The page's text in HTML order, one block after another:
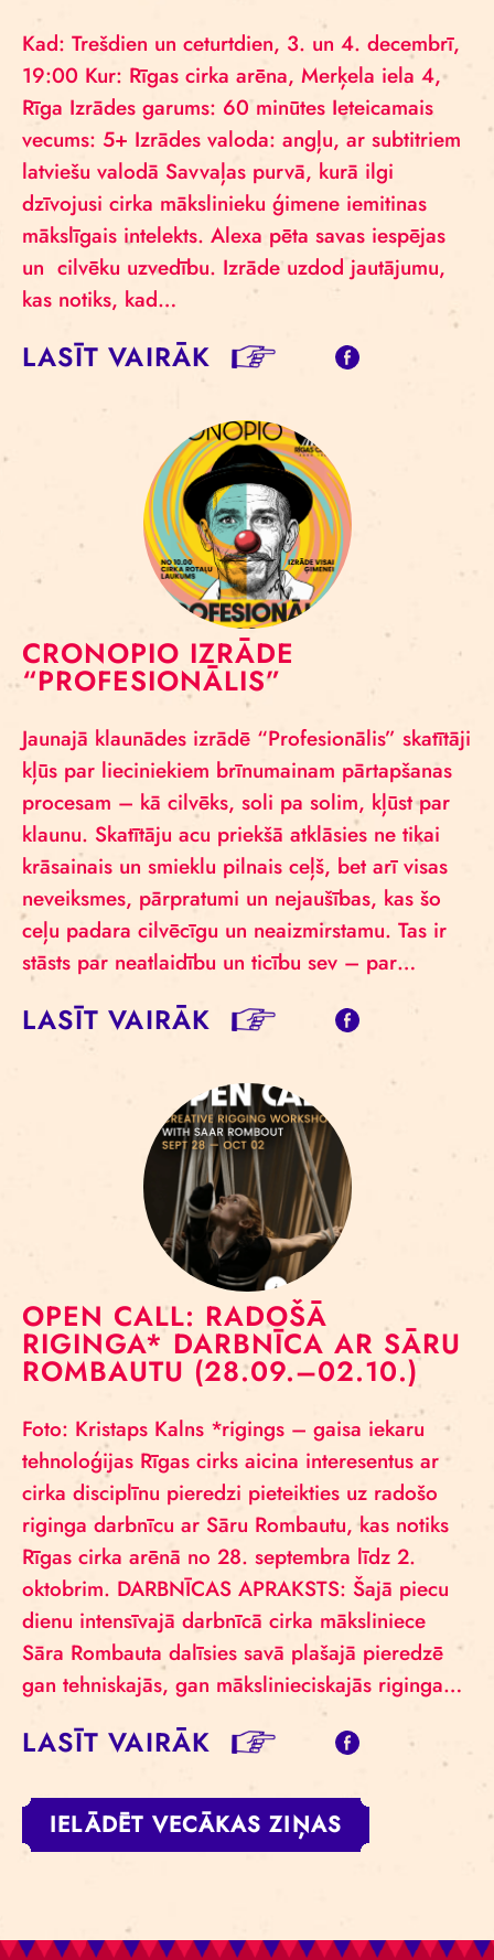
Kad: Trešdien un ceturtdien, 3. un 4. decembrī,
19:00 Kur: Rīgas cirka arēna, Merķela iela 4,
Rīga Izrādes garums: 60 minūtes Ieteicamais
vecums: 5+ Izrādes valoda: angļu, ar subtitriem
latviešu valodā Savvaļas purvā, kurā ilgi
dzīvojusi cirka mākslinieku ģimene iemitinas
mākslīgais intelekts. Alexa pēta savas iespējas
un cilvēku uzvedību. Izrāde uzdod jautājumu,
kas notiks, kad…
LASĪT VAIRĀK
CRONOPIO IZRĀDE
“PROFESIONĀLIS”
Jaunajā klaunādes izrādē “Profesionālis” skatītāji
kļūs par lieciniekiem brīnumainam pārtapšanas
procesam – kā cilvēks, soli pa solim, kļūst par
klaunu. Skatītāju acu priekšā atklāsies ne tikai
krāsainais un smieklu pilnais ceļš, bet arī visas
neveiksmes, pārpratumi un nejaušības, kas šo
ceļu padara cilvēcīgu un neaizmirstamu. Tas ir
stāsts par neatlaidību un ticību sev – par…
LASĪT VAIRĀK
OPEN CALL: RADOŠĀ
RIGINGA* DARBNĪCA AR SĀRU
ROMBAUTU (28.09.–02.10.)
Foto: Kristaps Kalns *rigings – gaisa iekaru
tehnoloģijas Rīgas cirks aicina interesentus ar
cirka disciplīnu pieredzi pieteikties uz radošo
riginga darbnīcu ar Sāru Rombautu, kas notiks
Rīgas cirka arēnā no 28. septembra līdz 2.
oktobrim. DARBNĪCAS APRAKSTS: Šajā piecu
dienu intensīvajā darbnīcā cirka māksliniece
Sāra Rombauta dalīsies savā plašajā pieredzē
gan tehniskajās, gan mākslinieciskajās riginga…
LASĪT VAIRĀK
IELĀDĒT VECĀKAS ZIŅAS